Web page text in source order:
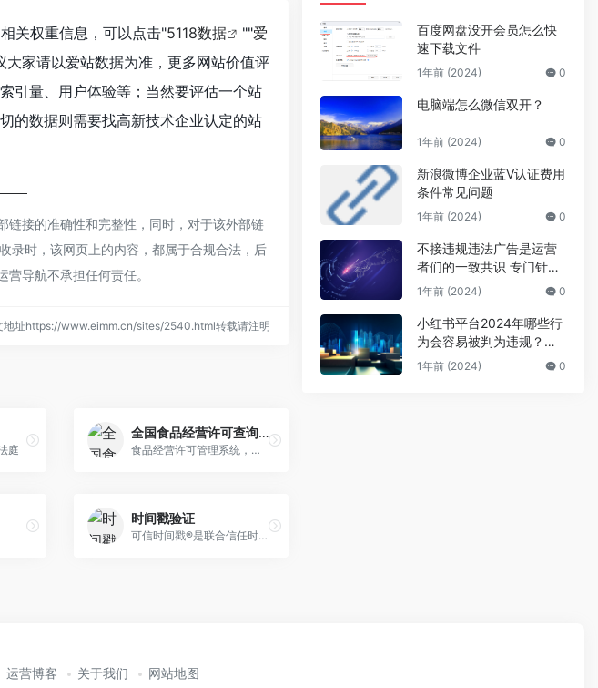
关权重信息，可以点击"5118数据 ""爱
家请以爱站数据为准，更多网站价值评
引量、用户体验等；当然要评估一个站
的数据则需要找高新技术企业认定的站
链接的准确性和完整性，同时，对于该外部链
录时，该网页上的内容，都属于合规合法，后
导航不承担任何责任。
地址https://www.eimm.cn/sites/2540.html转载请注明
庭
全国食品经营许可查询系统
食品经营许可管理系统，全国...
时间戳验证
可信时间戳®是联合信任时间戳...
百度网盘没开会员怎么快
速下载文件
1年前 (2024) 0
电脑端怎么微信双开？
1年前 (2024) 0
新浪微博企业蓝V认证费用
条件常见问题
1年前 (2024) 0
不接违规违法广告是运营
者们的一致共识 专门针对
公众号号主的广告骗局
1年前 (2024) 0
小红书平台2024年哪些行
为会容易被判为违规？来
避坑
1年前 (2024) 0
运营博客 关于我们 网站地图